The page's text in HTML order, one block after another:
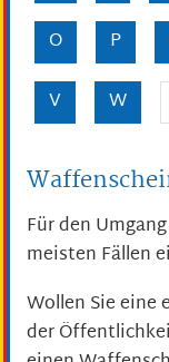
O
P
V
W
Für den
meisten Fällen
Wollen Sie
der